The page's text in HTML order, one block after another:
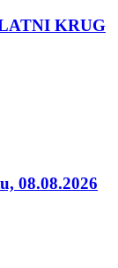
KRUG
08.08.2026